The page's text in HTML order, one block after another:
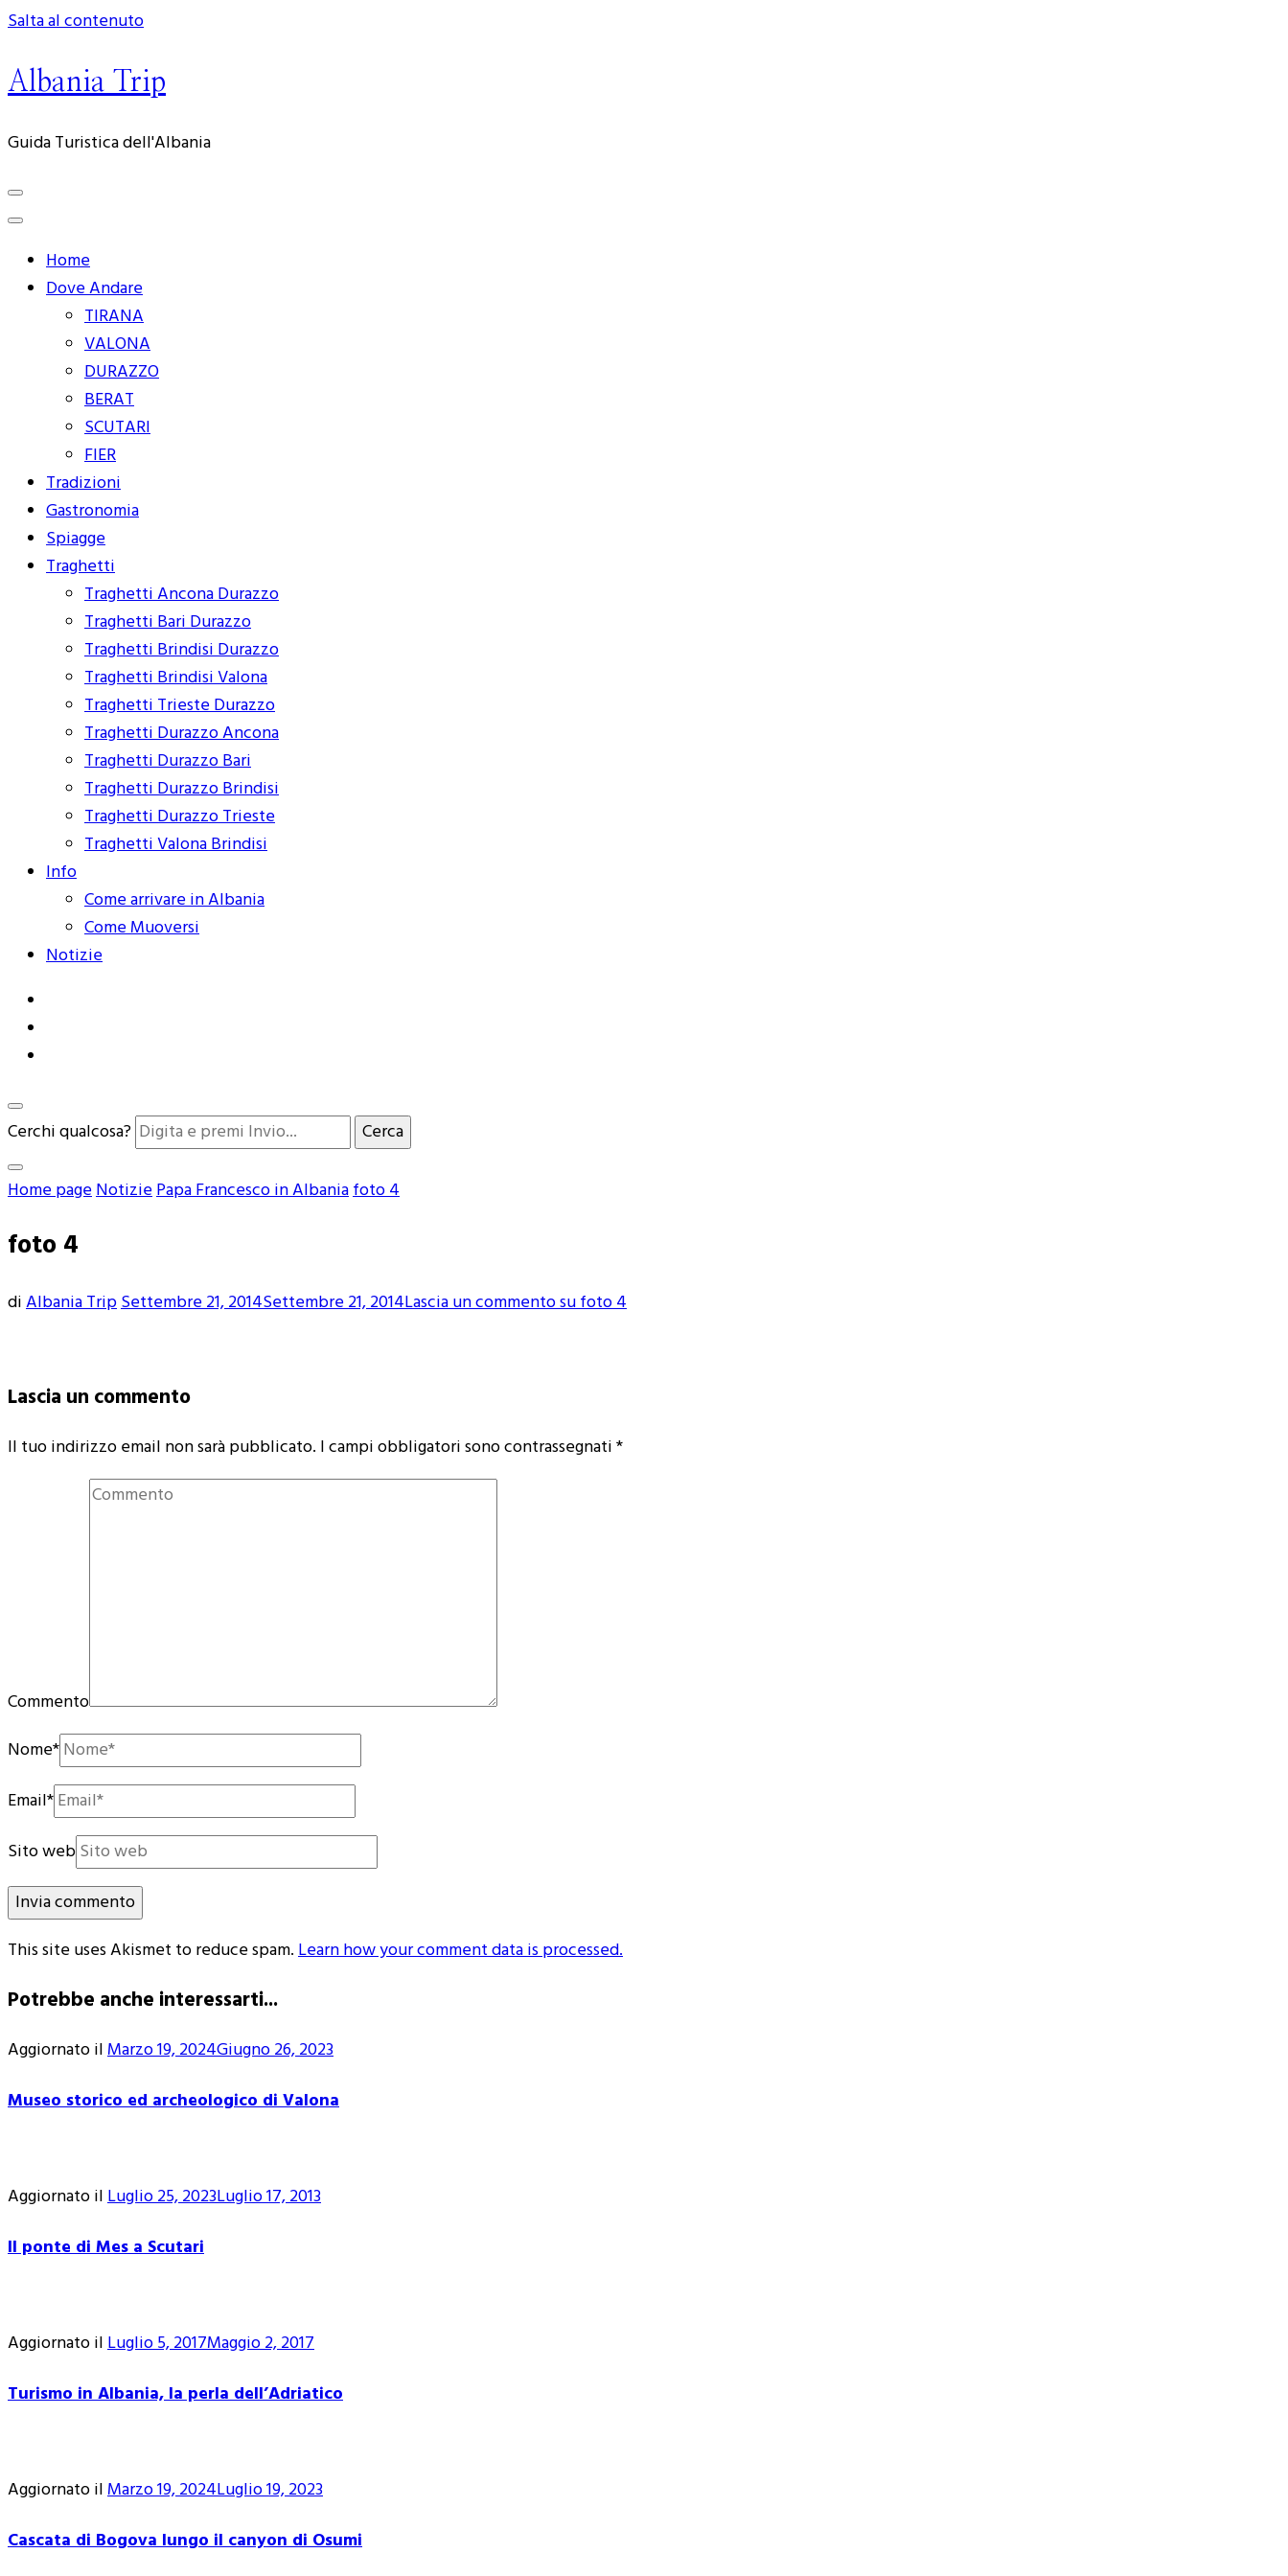
Salta al contenuto
Albania Trip
Guida Turistica dell'Albania
Home
Dove Andare
TIRANA
VALONA
DURAZZO
BERAT
SCUTARI
FIER
Tradizioni
Gastronomia
Spiagge
Traghetti
Traghetti Ancona Durazzo
Traghetti Bari Durazzo
Traghetti Brindisi Durazzo
Traghetti Brindisi Valona
Traghetti Trieste Durazzo
Traghetti Durazzo Ancona
Traghetti Durazzo Bari
Traghetti Durazzo Brindisi
Traghetti Durazzo Trieste
Traghetti Valona Brindisi
Info
Come arrivare in Albania
Come Muoversi
Notizie
Cerchi qualcosa?
Home pageNotiziePapa Francesco in Albaniafoto 4
foto 4
diAlbania TripSettembre 21, 2014Settembre 21, 2014Lascia un commentosu foto 4
Lascia un commento
Il tuo indirizzo email non sarà pubblicato. I campi obbligatori sono contrassegnati*
Commento
Nome*
Email*
Sito web
This site uses Akismet to reduce spam.Learn how your comment data is processed.
Potrebbe anche interessarti...
Aggiornato ilMarzo 19, 2024Giugno 26, 2023
Museo storico ed archeologico di Valona
Aggiornato ilLuglio 25, 2023Luglio 17, 2013
Il ponte di Mes a Scutari
Aggiornato ilLuglio 5, 2017Maggio 2, 2017
Turismo in Albania, la perla dell’Adriatico
Aggiornato ilMarzo 19, 2024Luglio 19, 2023
Cascata di Bogova lungo il canyon di Osumi